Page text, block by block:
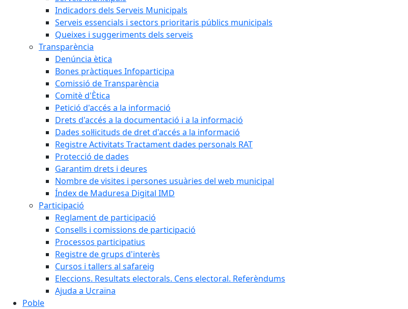
Indicadors dels Serveis Municipals
Serveis essencials i sectors prioritaris públics municipals
Queixes i suggeriments dels serveis
Transparència
Denúncia ètica
Bones pràctiques Infoparticipa
Comissió de Transparència
Comitè d'Ètica
Petició d'accés a la informació
Drets d'accés a la documentació i a la informació
Dades sol·licituds de dret d'accés a la informació
Registre Activitats Tractament dades personals RAT
Protecció de dades
Garantim drets i deures
Nombre de visites i persones usuàries del web municipal
Índex de Maduresa Digital IMD
Participació
Reglament de participació
Consells i comissions de participació
Processos participatius
Registre de grups d'interès
Cursos i tallers al safareig
Eleccions. Resultats electorals. Cens electoral. Referèndums
Ajuda a Ucraïna
Poble